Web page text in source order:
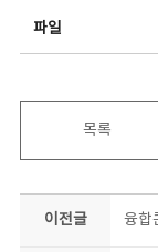
파일
목록
이전글